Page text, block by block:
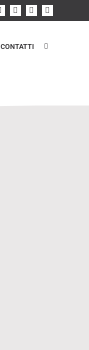
FacebookInstagram
Flickr
CONTATTI